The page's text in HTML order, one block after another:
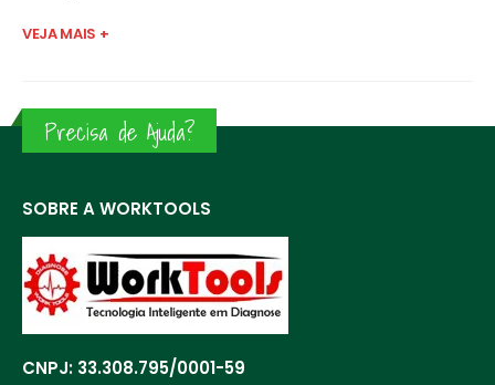
VEJA MAIS +
Precisa de Ajuda?
SOBRE A WORKTOOLS
CNPJ: 33.308.795/0001-59